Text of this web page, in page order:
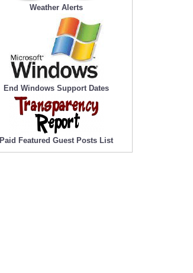
Weather Alerts
End Windows Support Dates
Paid Featured Guest Posts List